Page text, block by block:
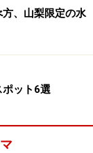
れているの
メ。ほかに信
生信玄餅5個
、山梨限定の水
ポット6選